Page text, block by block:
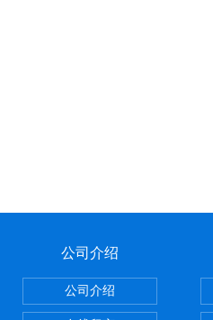
公司介绍
公司介绍